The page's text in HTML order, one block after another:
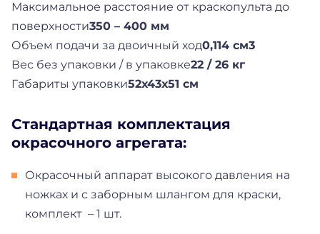
Максимальное расстояние от краскопульта до
поверхности350 – 400 мм
Объем подачи за двоичный ход0,114 см3
Вес без упаковки / в упаковке22 / 26 кг
Габариты упаковки52х43х51 см
Стандартная комплектация
окрасочного агрегата:
Окрасочный аппарат высокого давления на
ножках и с заборным шлангом для краски,
комплект – 1 шт.